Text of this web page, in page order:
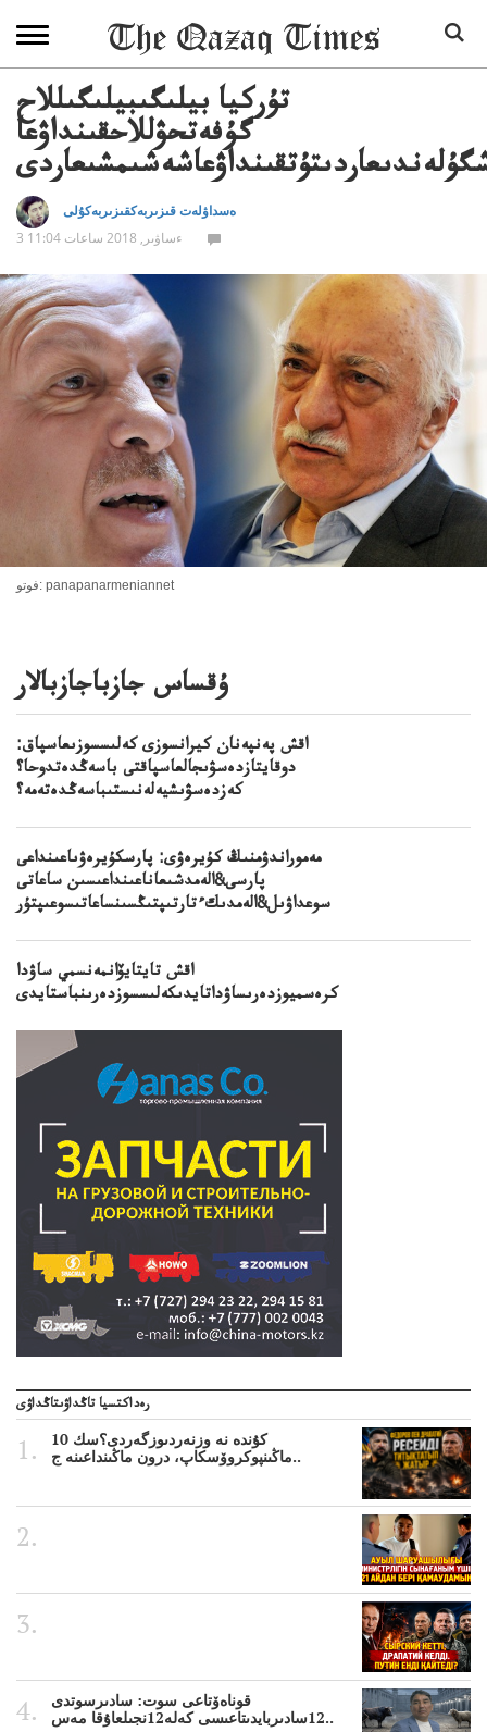
تۇركيا بيلىگىبيلىگىللاح
گۇفەتحۋللاحقىنداۋعا
ەسداۋلەت قىزىربەكقىزىربەكۇلى
3 ءساۋىر, 2018 ساعات 11:04
فوتو: panapanarmeniannet
ۇقساس جازباجازبالار
اقش پەنپەنان كيرانسوزى كەلىسسوزىعاسپاق:
دوقايتازدەسۋىجالعاسپاقتى باسەڭدەتدوحا؟
كەزدەسۋىشيەلەنىستىباسەڭدەتەمە؟
مەموراندۋمنىڭ كۇيرەۋى: پارسكۇيرەۋىاعىنداعى
پارسى&الەمدشىعاناعىنداعىسىن ساعاتى
سوعداۋىل&الەمدىكءتارتىپتىڭسىنساعاتىسوعىپتۇر
اقش تايتايۆانمەنسمي ساۋدا
كرەسميوزدەرىساۋداتايدىكەلىسسوزدەرىنباستايدى
رەداكتسيا تاڭداۋىتاڭداۋى
10 كۇندە نە وزنەردىوزگەردى؟سك
ماڭىنپوكروۆسكاپ، درون ماڭىنداعىنە ج..
قوناەۆتاعى سوت: سادىرسوتدى
12سادىربايدىتاعىسى كەلە12نجىلعاۇقا مەس..